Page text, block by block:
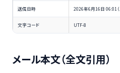
送信日時 2026年6月16日 06:01（
文字コード UTF-8
メール本文（全文引用）